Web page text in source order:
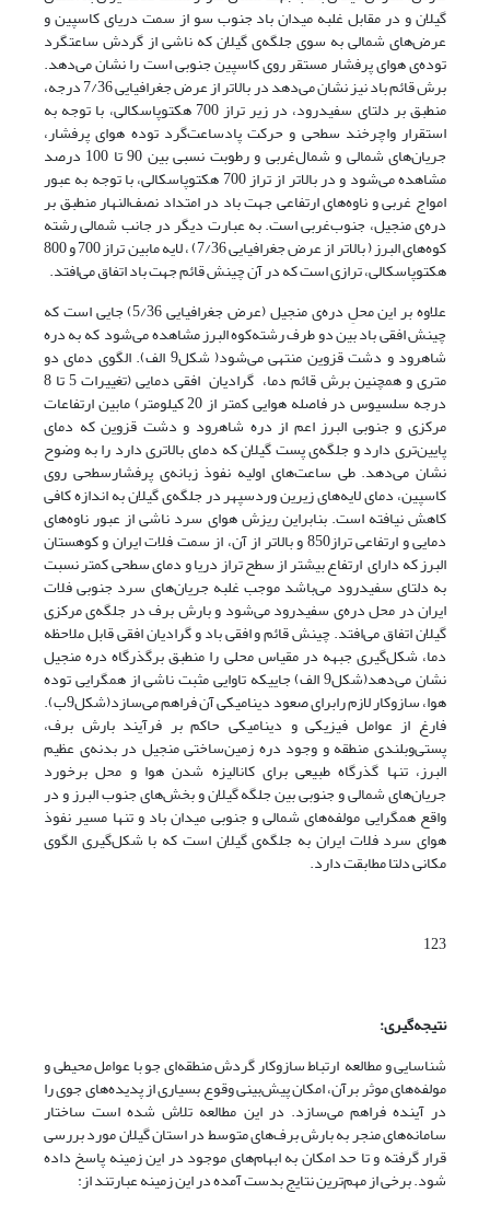
گیلان و در مقابل غلبه میدان باد جنوب سو از سمت دریای کاسپین و
عرض‌های شمالی به سوی جلگه‌ی گیلان که ناشی از گردش ساعتگرد
توده‌ی هوای پرفشار مستقر روی کاسپین جنوبی است را نشان می‌دهد.
برش قائم باد نیز نشان می‌دهد در بالاتر از عرض جغرافیایی 7/36 درجه،
منطبق بر دلتای سفیدرود، ‌در زیر تراز 700 هکتوپاسکالی، با توجه به
استقرار واچرخند سطحی و حرکت پادساعت‌گرد توده هوای پرفشار،
جریان‌های شمالی و شمال‌غربی و رطوبت نسبی بین 90 تا 100 درصد
مشاهده می‌شود و در بالاتر از تراز 700 هکتوپاسکالی، با توجه به عبور
امواج غربی و ناوه‌های ارتفاعی جهت باد در امتداد نصف‌النهار منطبق بر
دره‌ی منجیل، جنوب‌غربی است. به عبارت دیگر در جانب شمالی رشته
کو‌ه‌های البرز ( بالاتر از عرض جغرافیایی 7/36) ، لایه مابین تراز 700 و 800
هکتوپاسکالی، ترازی است که در آن چینش قائم جهت باد اتفاق می‌افتد.
علاوه بر این محلِ دره‌ی منجیل (عرض جغرافیایی 5/36) جایی است که
چینش افقی باد بین دو طرف رشته‌کوه البرز مشاهده می‌شود که به دره
شاهرود و دشت قزوین منتهی می‌شود‌( شکل9 الف‌‌‌). الگوی دمای دو
متری و همچنین برش قائم دما، گرادیان افقی دمایی (‌تغییرات 5 تا 8
درجه سلسیوس در فاصله هوایی کمتر از 20 کیلومتر) مابین ارتفاعات
مرکزی و جنوبی البرز اعم از دره شاهرود و دشت قزوین که دمای
پایین‌تری دارد و جلگه‌ی پست گیلان که دمای بالاتری دارد را به وضوح
نشان می‌دهد. طی ساعت‌های اولیه نفوذ زبانه‌ی پرفشارسطحی روی
کاسپین، دمای لایه‌های زیرین وردسپهر در جلگه‌ی گیلان به اندازه کافی
کاهش نیافته است. بنابراین ریزش هوای سرد ناشی از عبور ناوه‌های
دمایی و ارتفاعی تراز850 ‌و بالاتر از آن، از سمت فلات ایران و کوهستان
البرز که دارای ارتفاع بیشتر از سطح تراز دریا و دمای سطحی کمتر نسبت
به دلتای سفیدرود می‌باشد موجب غلبه جریان‌های سرد جنوبی فلات
ایران در محل دره‌ی سفید‌رود می‌شود و بارش برف در جلگه‌ی مرکزی
گیلان اتفاق می‌افتد. چینش قائم و افقی باد و گرادیان افقی قابل ملاحظه
دما، شکل‌گیری جبهه در مقیاس محلی را منطبق برگذرگاه دره منجیل
نشان می‌دهد(شکل9 الف) ‌جاییکه تاوایی مثبت ناشی از همگرایی توده
هوا‌، سازوکار لازم رابرای صعود دینامیکی آن فراهم می‌سازد(شکل‌9‌ب‌‌).
فارغ از عوامل فیزیکی و دینامیکی حاکم بر فرآیند بارش برف،
پستی‌وبلندی منطقه و وجود دره زمین‌ساختی منجیل در بدنه‌ی عظیم
البرز، تنها گذرگاه طبیعی برای کانالیزه شدن هوا و محل برخورد
جریان‌های شمالی و جنوبی بین جلگه گیلان و بخش‌های جنوب البرز و در
واقع همگرایی مولفه‌های شمالی و جنوبی میدان باد و تنها مسیر نفوذ
هوای سرد فلات ایران به جلگه‌ی گیلان است که با شکل‌گیری الگوی
مکانی دلتا مطابقت دارد.
123
نتیجه‌گیری:
شناسایی و مطالعه ارتباط سازوکار گردش منطقه‌ای جو با عوامل محیطی و
مولفه‌های موثر برآن، امکان پیش‌بینی وقوع بسیاری از پدیده‌های جوی را
در آینده فراهم می‌سازد. در این مطالعه تلاش شده است ساختار
سامانه‌های منجر به بارش برف‌های متوسط در استان گیلان مورد بررسی
قرار گرفته و تا حد امکان به ابهام‌های موجود در این زمینه پاسخ داده
شود. برخی از مهم‌ترین نتایج بدست آمده در این زمینه عبارتند از: